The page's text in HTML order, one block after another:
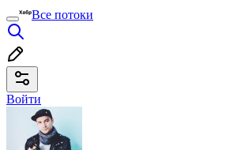
Все потоки
Войти